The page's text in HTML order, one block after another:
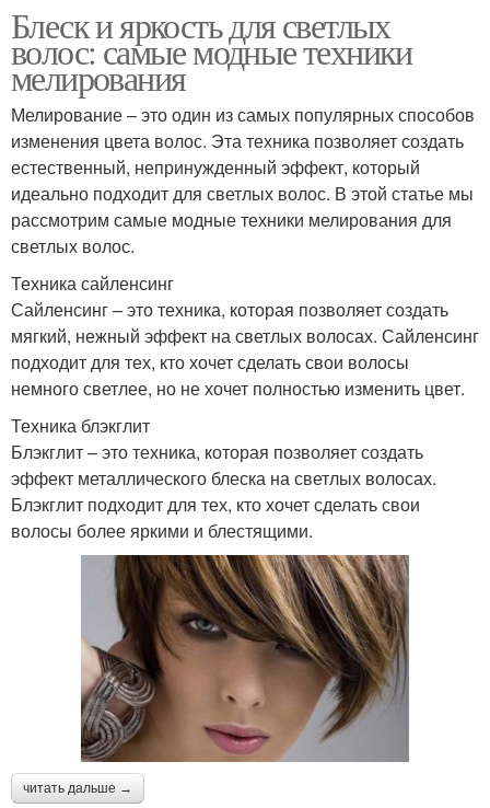
Блеск и яркость для светлых
волос: самые модные техники
мелирования
Мелирование – это один из самых популярных способов
изменения цвета волос. Эта техника позволяет создать
естественный, непринужденный эффект, который
идеально подходит для светлых волос. В этой статье мы
рассмотрим самые модные техники мелирования для
светлых волос.
Техника сайленсинг
Сайленсинг – это техника, которая позволяет создать
мягкий, нежный эффект на светлых волосах. Сайленсинг
подходит для тех, кто хочет сделать свои волосы
немного светлее, но не хочет полностью изменить цвет.
Техника блэкглит
Блэкглит – это техника, которая позволяет создать
эффект металлического блеска на светлых волосах.
Блэкглит подходит для тех, кто хочет сделать свои
волосы более яркими и блестящими.
читать дальше →